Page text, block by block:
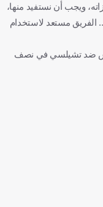
ويجب أن نستفيد منها،
الفريق مستعد لاستخدام
ضد تشيلسي في نصف